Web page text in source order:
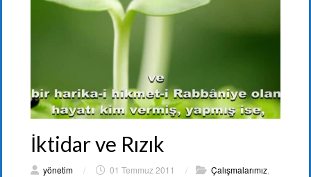
İktidar ve Rızık
yönetim / 01 Temmuz 2011 / Çalışmalarımız